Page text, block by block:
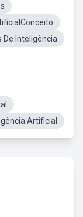
De Inteligência
Artificial